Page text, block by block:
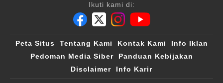
Ikuti kami di:
Peta Situs Tentang Kami Kontak Kami
Info Iklan
Pedoman Media Siber
Panduan Kebijakan
Disclaimer
Info Karir